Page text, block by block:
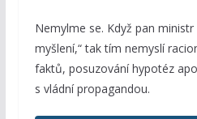
Nemylme se. Když pan
myšlení,“ tak tím nemyslí
faktů, posuzování hypotéz
s vládní propagandou.